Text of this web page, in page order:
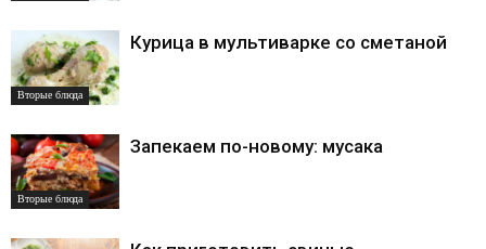
Вторые блюда
Курица в мультиварке со сметаной
Вторые блюда
Запекаем по-новому: мусака